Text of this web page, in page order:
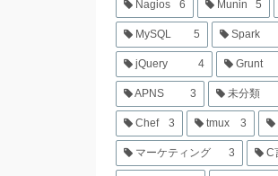
Nagios 6 Munin 5
MySQL 5 Spark
jQuery 4 Grunt
APNS 3 未分類
Chef 3 tmux 3
マーケティング 3 C